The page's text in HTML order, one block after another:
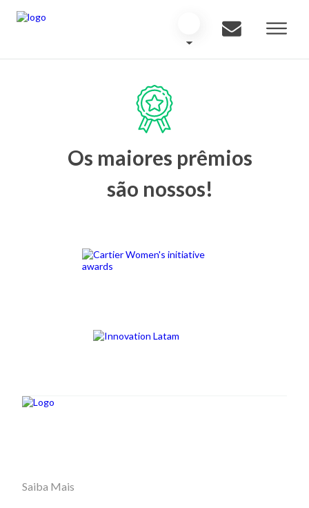
Os maiores prêmios
são nossos!
Saiba Mais